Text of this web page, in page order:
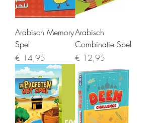
Arabisch Memory
Spel
Prijs
€ 14,95
Arabisch
Combinatie Spel
Prijs
€ 12,95